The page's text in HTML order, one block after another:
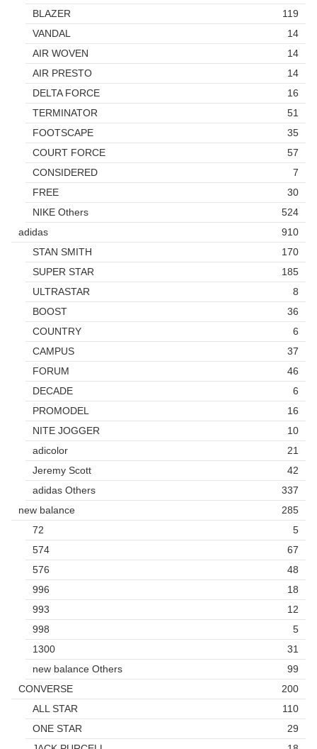
BLAZER
119
VANDAL
14
AIR WOVEN
14
AIR PRESTO
14
DELTA FORCE
16
TERMINATOR
51
FOOTSCAPE
35
COURT FORCE
57
CONSIDERED
7
FREE
30
NIKE Others
524
adidas
910
STAN SMITH
170
SUPER STAR
185
ULTRASTAR
8
BOOST
36
COUNTRY
6
CAMPUS
37
FORUM
46
DECADE
6
PROMODEL
16
NITE JOGGER
10
adicolor
21
Jeremy Scott
42
adidas Others
337
new balance
285
72
5
574
67
576
48
996
18
993
12
998
5
1300
31
new balance Others
99
CONVERSE
200
ALL STAR
110
ONE STAR
29